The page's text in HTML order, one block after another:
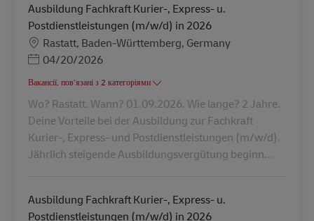
Ausbildung Fachkraft Kurier-, Express- u.
Postdienstleistungen (m/w/d) in 2026
Місцезнаходження
Rastatt, Baden-Württemberg, Germany
Posted Date
04/20/2026
Вакансії, пов’язані з 2 категоріями
Wo? Rastatt. Wann? 01.09.2026. Wie lange? 2 Jahre.
Deine Vorteile bei der Ausbildung zur Fachkraft
Kurier-, Express- und Postdienstleistungen (m/w/d).
Jährlich steigende Ausbildungsvergütung beginn...
Ausbildung Fachkraft Kurier-, Express- u.
Postdienstleistungen (m/w/d) in 2026